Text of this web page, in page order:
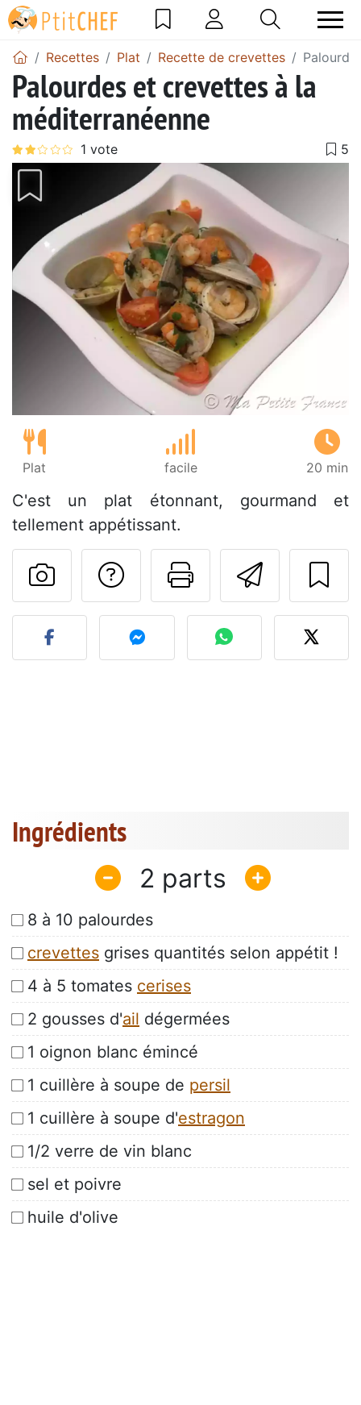
Recettes Plat Recette de crevettes
Palourdes et crevettes à la
méditerranéenne
Plat facile 20 min
C'est un plat étonnant, gourmand et
tellement appétissant.
Imprimer
Poser une
Publier votre photo de
Ingrédients
2
8 à 10 palourdes
crevettes grises quantités selon appétit !
4 à 5 tomates cerises
2 gousses d'ail dégermées
1 oignon blanc émincé
1 cuillère à soupe de persil
1 cuillère à soupe d'estragon
1/2 verre de vin blanc
sel et poivre
huile d'olive